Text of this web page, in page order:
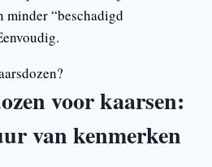
minder “beschadigd
voor kaarsen:
van kenmerken